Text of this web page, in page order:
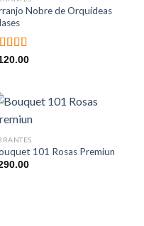
Nobre de Orquídeas
101 Rosas Premiun